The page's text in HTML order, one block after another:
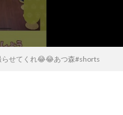
らせてくれ😂😂あつ森#shorts